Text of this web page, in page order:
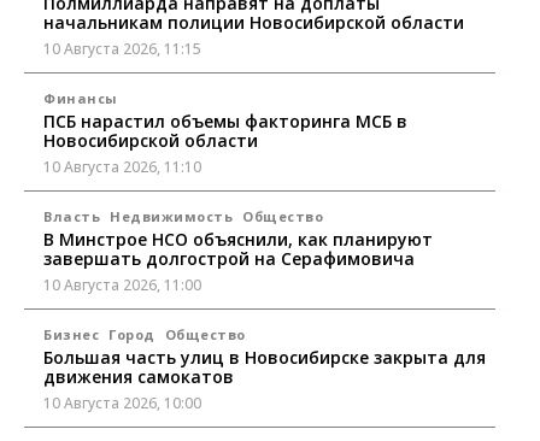
начальникам полиции Новосибирской области
10 Августа 2026, 11:15
Финансы
ПСБ нарастил объемы факторинга МСБ в
Новосибирской области
10 Августа 2026, 11:10
Власть Недвижимость Общество
В Минстрое НСО объяснили, как планируют
завершать долгострой на Серафимовича
10 Августа 2026, 11:00
Бизнес Город Общество
Большая часть улиц в Новосибирске закрыта для
движения самокатов
10 Августа 2026, 10:00